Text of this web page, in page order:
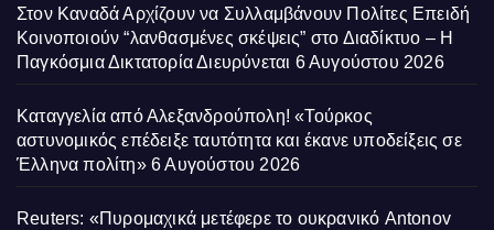
Στον Καναδά Αρχίζουν να Συλλαμβάνουν Πολίτες Επειδή
Κοινοποιούν “λανθασμένες σκέψεις” στο Διαδίκτυο – Η
Παγκόσμια Δικτατορία Διευρύνεται 6 Αυγούστου 2026
Καταγγελία από Αλεξανδρούπολη! «Τούρκος
αστυνομικός επέδειξε ταυτότητα και έκανε υποδείξεις σε
Έλληνα πολίτη» 6 Αυγούστου 2026
Reuters: «Πυρομαχικά μετέφερε το ουκρανικό Antonov